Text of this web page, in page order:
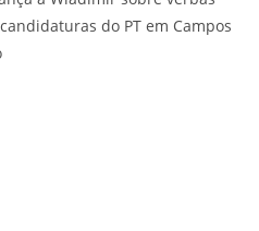
do PT em Campos